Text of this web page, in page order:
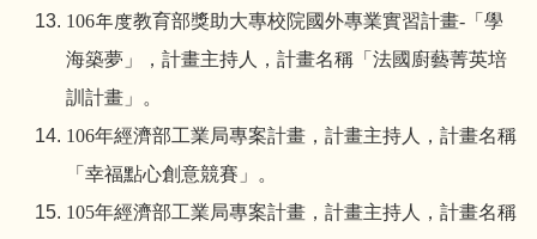
106年度教育部獎助大專校院國外專業實習計畫- 「學
海築夢」，計畫主持人，計畫名稱「法國廚藝菁英培
訓計畫」。
106年經濟部工業局專案計畫，計畫主持人，計畫名稱
「幸福點心創意競賽」。
105年經濟部工業局專案計畫，計畫主持人，計畫名稱